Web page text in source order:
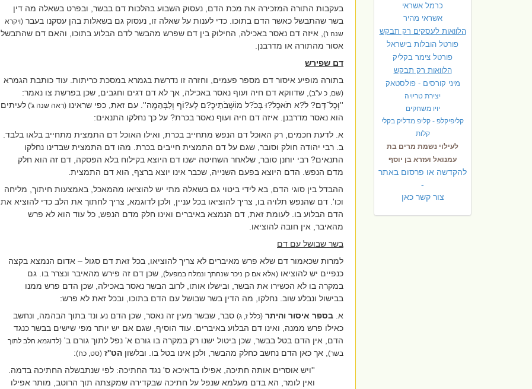
כרמל אשראי
אשראי מהיר
הלוואות לעסקים רק תבקש
פורטל הובלות בישראל
פורטל צימר בקליק
הלוואות רק תבקש
מיני קורסים - פולסטאק
יצירת טריויה
יויו משחקים
קליפיקלפ - קליפ מדליק בקלי
קלות
לעילוי נשמת מרים בת
עמנואל ועזרא בן יוסף
להקדשה או פרסום באתר
-
צור קשר כאן
בעקבות התורה המזכירה את מכת הדם, נעסוק השבוע בהלכות דם בבשר, ובפרט בשאלה מה דין
בשר שהתבשל כאשר הדם בתוכו. כדי לענות על שאלה זו, נעסוק גם בשאלות בהן עסקנו בעבר (ויקרא
שנה ו') , איזה דם נאסר באכילה, החילוק בין דם שפרש מהבשר לדם הבלוע בתוכו, והאם דם שהתבשל
אסור מהתורה או מדרבנן.
דם שפירש
בתורה מופיע איסור דם מספר פעמים, וחזרה זו נדרשת בגמרא במסכת כריתות. עוד כותבת הגמרא
(שם, כ ע''ב) , שדווקא דם חיה ועוף נאסר באכילה, אך לא דם דגים וחגבים, שכן בפרשת צו נאמר:
''וְכָל־דָּם? לֹ?א תֹאכְל?וּ בְּכֹ?ל מוֹשְׁבֹתֵיכֶ?ם לָע?וֹף וְלַבְּהֵמָֽה''. עם זאת, כפי שראינו (ראה שנה ג') לעיתים
הוא נאסר מדרבנן. איזה דם חיה ועוף נאסר בכרת? על כך נחלקו התנאים:
א. לדעת חכמים, רק האוכל דם הנפש מתחייב בכרת, ואילו האוכל דם התמצית מתחייב בלאו בלבד.
ב. רבי יהודה חולק וסובר, שגם על דם התמצית חייבים בכרת. מהו דם התמצית שבדינו נחלקו
התנאים? רבי יוחנן סובר, שלאחר השחיטה ישנו דם היוצא בקילוח בלא הפסקה, דם זה הוא חלק
מדם הנפש. הדם היוצא בפעם השנייה, שכבר אינו יוצא ברצף, הוא דם התמצית.
ההבדל בין סוגי הדם, בא לידי ביטוי גם בשאלה מתי יש להוציאו מהמאכל, באמצעות חיתוך, מליחה
וכו'. דם שהנפש תלויה בו, צריך להוציאו בכל עניין, ולכן לדוגמא, צריך לחתוך את הלב כדי להוציא את
הדם הבלוע בו. לעומת זאת, דם הנמצא באיברים ואינו חלק מדם הנפש, כל עוד הוא לא פרש
מהאיבר, אין חובה להוציאו.
בשר שבושל עם דם
למרות שכאמור דם שלא פרש מאיברים לא צריך להוציאו, בכל זאת דם סגול – אדום הנמצא בקצה
כנפיים יש להוציאו (אלא אם כן ניכר שנחתך ונמלח במפעל) , שכן דם זה פירש מהאיבר ונצרר בו. גם
במקרה בו לא הכשירו את הבשר, ובישלו אותו, לרוב הבשר נאסר באכילה, שכן הדם פרש ממנו
בבישול ונבלע שוב. נחלקו, מה הדין בשר שבושל עם הדם בתוכו, ובכל זאת לא פרש:
א. בספר איסור והיתר (כלל ז, ג) סבר, שבשר מעין זה נאסר, שכן הדם נע ונד בתוך הבהמה, ונחשב
כאילו פרש ממנה, ואינו דם הבלוע באיברים. עוד הוסיף, שגם אם יש יותר מפי שישים בבשר כנגד
הדם, אין הדם בטל בבשר, שכן ביטול ישנו רק במקרה בו גורם א' נפל לתוך גורם ב' (לדוגמא חלב לתוך
בשר) , אך כאן הדם נחשב כחלק מהבשר, ולכן אינו בטל בו. ובלשון הט''ז (סט, כח):
''ויש אוסרים אותה חתיכה, אפילו בדאיכא ס' נגד החתיכה: לפי שנתבשלה החתיכה בדמה.
ואין לומר, הא בדם מעלמא שנפל על חתיכה שבקדירה שמקצתה תוך הרוטב, מותר אפילו